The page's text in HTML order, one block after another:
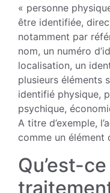
« personne
être identifiée,
notamment par
nom, un numé­ro
locali­sation, un
plusieurs éléments
identifié physique,
psychique,
A titre d’exemple,
comme un élément
Qu’est-ce